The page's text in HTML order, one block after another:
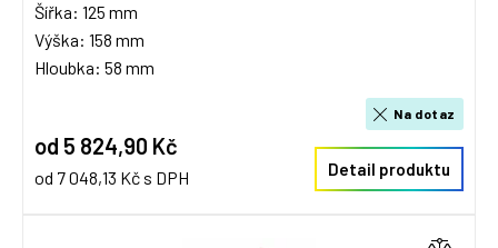
Šířka: 125 mm
Výška: 158 mm
Hloubka: 58 mm
od 5 824,90 Kč
od 7 048,13 Kč s DPH
Na dotaz
Detail produktu